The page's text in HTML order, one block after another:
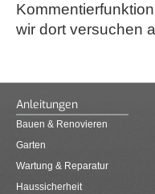
wir dort versuchen
Anleitungen
Bauen & Renovieren
Garten
Wartung & Reparatur
Haussicherheit